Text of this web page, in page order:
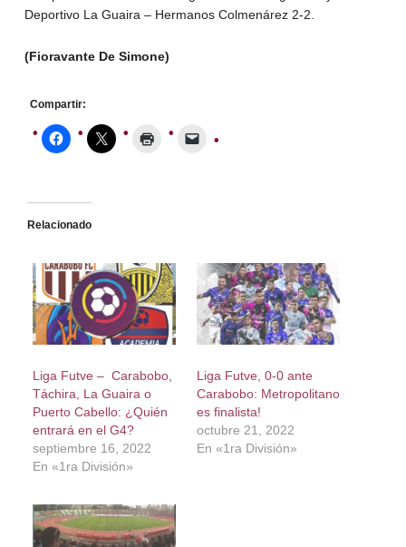
Deportivo La Guaira – Hermanos Colmenárez 2-2.
(Fioravante De Simone)
Compartir:
Relacionado
Liga Futve – Carabobo,
Táchira, La Guaira o
Puerto Cabello: ¿Quién
entrará en el G4?
septiembre 16, 2022
En «1ra División»
Liga Futve, 0-0 ante
Carabobo: Metropolitano
es finalista!
octubre 21, 2022
En «1ra División»